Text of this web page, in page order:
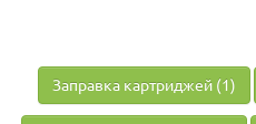
Заправка картриджей (1)